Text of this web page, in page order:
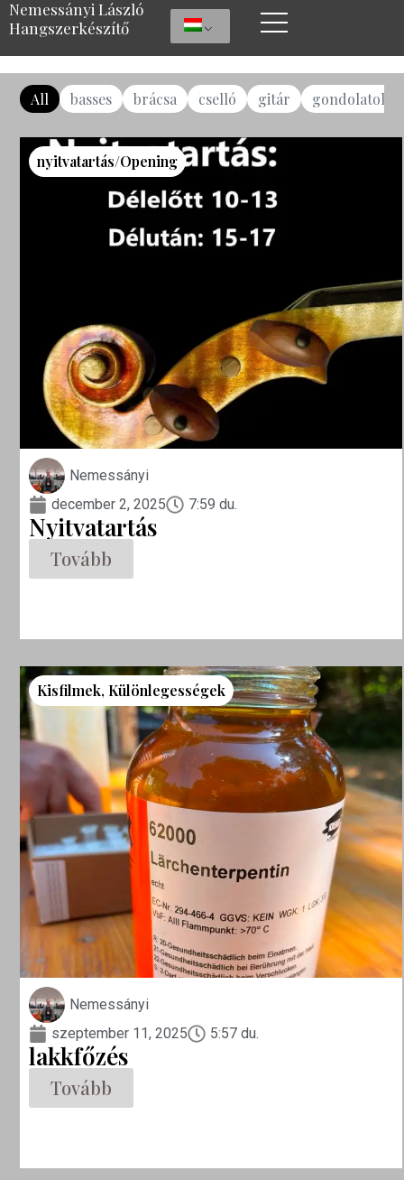
Nemessányi László
Hangszerkészítő
basses brácsa cselló gitár gondolatok
All
nyitvatartás/Opening
Nemessányi
december 2, 2025
7:59 du.
Nyitvatartás
Tovább
Kisfilmek, Különlegességek
Nemessányi
szeptember 11, 2025
5:57 du.
lakkfőzés
Tovább